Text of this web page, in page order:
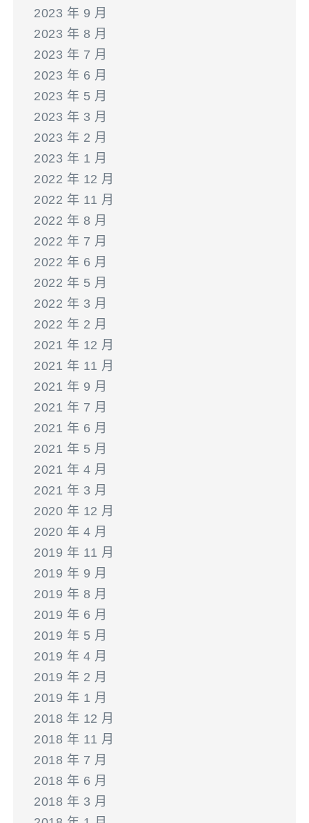
2023 年 9 月
2023 年 8 月
2023 年 7 月
2023 年 6 月
2023 年 5 月
2023 年 3 月
2023 年 2 月
2023 年 1 月
2022 年 12 月
2022 年 11 月
2022 年 8 月
2022 年 7 月
2022 年 6 月
2022 年 5 月
2022 年 3 月
2022 年 2 月
2021 年 12 月
2021 年 11 月
2021 年 9 月
2021 年 7 月
2021 年 6 月
2021 年 5 月
2021 年 4 月
2021 年 3 月
2020 年 12 月
2020 年 4 月
2019 年 11 月
2019 年 9 月
2019 年 8 月
2019 年 6 月
2019 年 5 月
2019 年 4 月
2019 年 2 月
2019 年 1 月
2018 年 12 月
2018 年 11 月
2018 年 7 月
2018 年 6 月
2018 年 3 月